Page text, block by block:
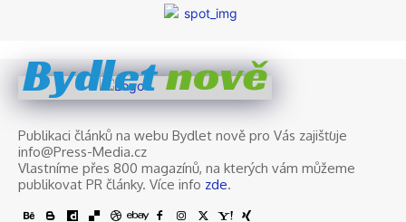
Bydletnově
Publikaci článků na webu Bydlet nově pro Vás zajišťuje
info@Press-Media.cz
Vlastníme přes 800 magazínů, na kterých vám můžeme
publikovat PR články. Více info zde.